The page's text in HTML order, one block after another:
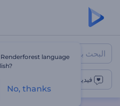
نماذج فيديوهات
فيديوهات فيسبوك
language
No, thanks